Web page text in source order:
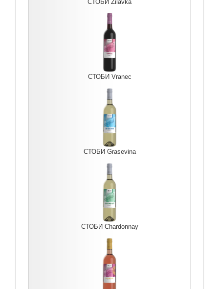
СТОБИ Zilavka
СТОБИ Vranec
СТОБИ Grasevina
СТОБИ Chardonnay